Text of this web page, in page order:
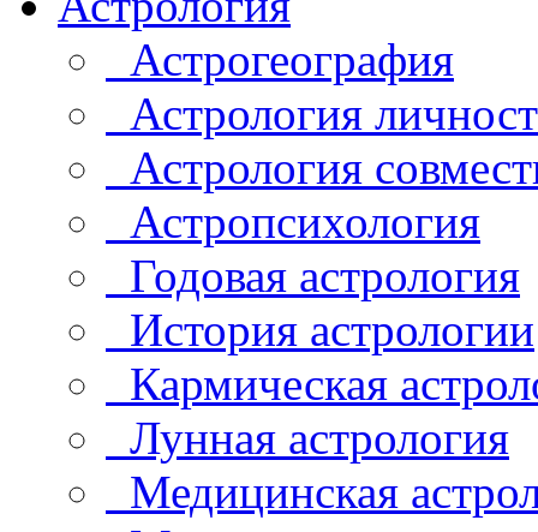
Астрогеография
Астрология
Астрология
Астропсихология
Годовая астрология
История астрологии
Кармическая
Лунная астрология
Медицинская